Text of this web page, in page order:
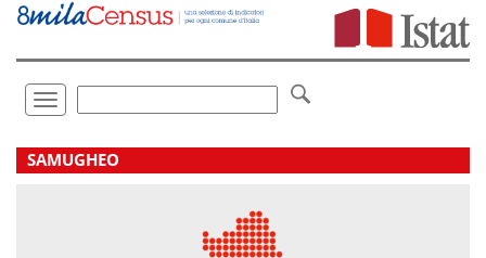
Vai
direttamente
Toggle
navigation
.
SAMUGHEO